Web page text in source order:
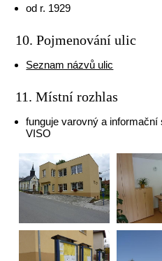
od r. 1929
10. Pojmenování ulic
Seznam názvů ulic
11. Místní rozhlas
funguje varovný a
VISO